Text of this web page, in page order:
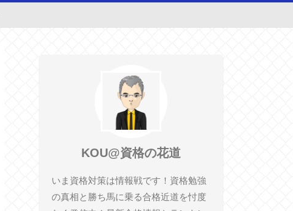
KOU@資格の花道
いま資格対策は情報戦です！資格勉強
の真相と勝ち馬に乗る合格近道を忖度